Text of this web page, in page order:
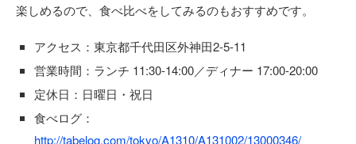
楽しめるので、食べ比べをしてみるのもおすすめです。
アクセス：東京都千代田区外神田2-5-11
営業時間：ランチ 11:30-14:00／ディナー 17:00-20:00
定休日：日曜日・祝日
食べログ：
http://tabelog.com/tokyo/A1310/A131002/13000346/